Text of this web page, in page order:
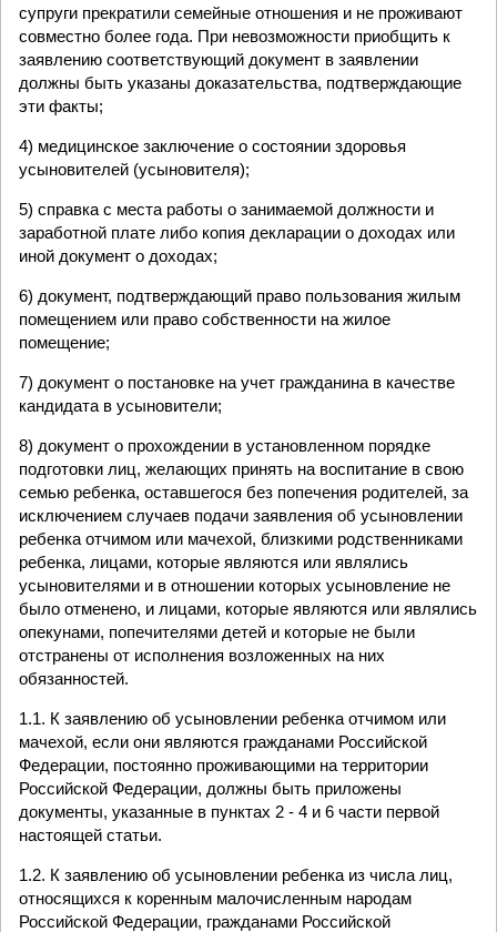
супруги прекратили семейные отношения и не проживают
совместно более года. При невозможности приобщить к
заявлению соответствующий документ в заявлении
должны быть указаны доказательства, подтверждающие
эти факты;
4) медицинское заключение о состоянии здоровья
усыновителей (усыновителя);
5) справка с места работы о занимаемой должности и
заработной плате либо копия декларации о доходах или
иной документ о доходах;
6) документ, подтверждающий право пользования жилым
помещением или право собственности на жилое
помещение;
7) документ о постановке на учет гражданина в качестве
кандидата в усыновители;
8) документ о прохождении в установленном порядке
подготовки лиц, желающих принять на воспитание в свою
семью ребенка, оставшегося без попечения родителей, за
исключением случаев подачи заявления об усыновлении
ребенка отчимом или мачехой, близкими родственниками
ребенка, лицами, которые являются или являлись
усыновителями и в отношении которых усыновление не
было отменено, и лицами, которые являются или являлись
опекунами, попечителями детей и которые не были
отстранены от исполнения возложенных на них
обязанностей.
1.1. К заявлению об усыновлении ребенка отчимом или
мачехой, если они являются гражданами Российской
Федерации, постоянно проживающими на территории
Российской Федерации, должны быть приложены
документы, указанные в пунктах 2 - 4 и 6 части первой
настоящей статьи.
1.2. К заявлению об усыновлении ребенка из числа лиц,
относящихся к коренным малочисленным народам
Российской Федерации, гражданами Российской